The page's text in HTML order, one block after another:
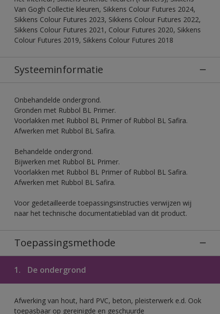
Van Gogh Collectie kleuren, Sikkens Colour Futures 2024,
Sikkens Colour Futures 2023, Sikkens Colour Futures 2022,
Sikkens Colour Futures 2021, Colour Futures 2020, Sikkens
Colour Futures 2019, Sikkens Colour Futures 2018
Systeeminformatie
Onbehandelde ondergrond.
Gronden met Rubbol BL Primer.
Voorlakken met Rubbol BL Primer of Rubbol BL Safira.
Afwerken met Rubbol BL Safira.
Behandelde ondergrond.
Bijwerken met Rubbol BL Primer.
Voorlakken met Rubbol BL Primer of Rubbol BL Safira.
Afwerken met Rubbol BL Safira.
Voor gedetailleerde toepassingsinstructies verwijzen wij
naar het technische documentatieblad van dit product.
Toepassingsmethode
1. De ondergrond
Afwerking van hout, hard PVC, beton, pleisterwerk e.d. Ook
toepasbaar op gereinigde en geschuurde